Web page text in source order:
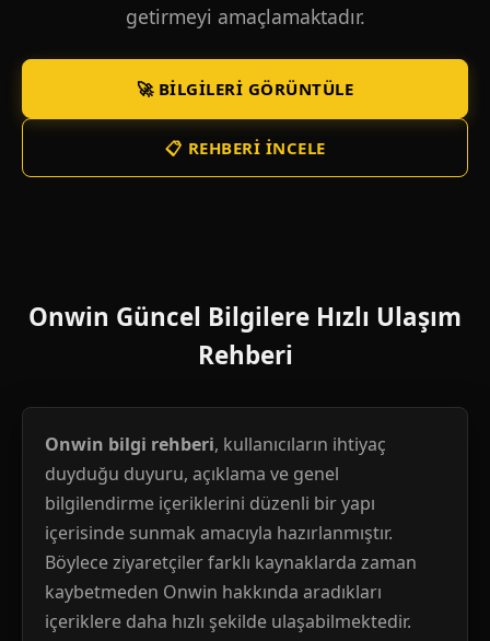
getirmeyi amaçlamaktadır.
🚀 BILGILERI GÖRÜNTÜLE
📋 REHBERI İNCELE
Onwin Güncel Bilgilere Hızlı Ulaşım
Rehberi
Onwin bilgi rehberi, kullanıcıların ihtiyaç
duyduğu duyuru, açıklama ve genel
bilgilendirme içeriklerini düzenli bir yapı
içerisinde sunmak amacıyla hazırlanmıştır.
Böylece ziyaretçiler farklı kaynaklarda zaman
kaybetmeden Onwin hakkında aradıkları
içeriklere daha hızlı şekilde ulaşabilmektedir.